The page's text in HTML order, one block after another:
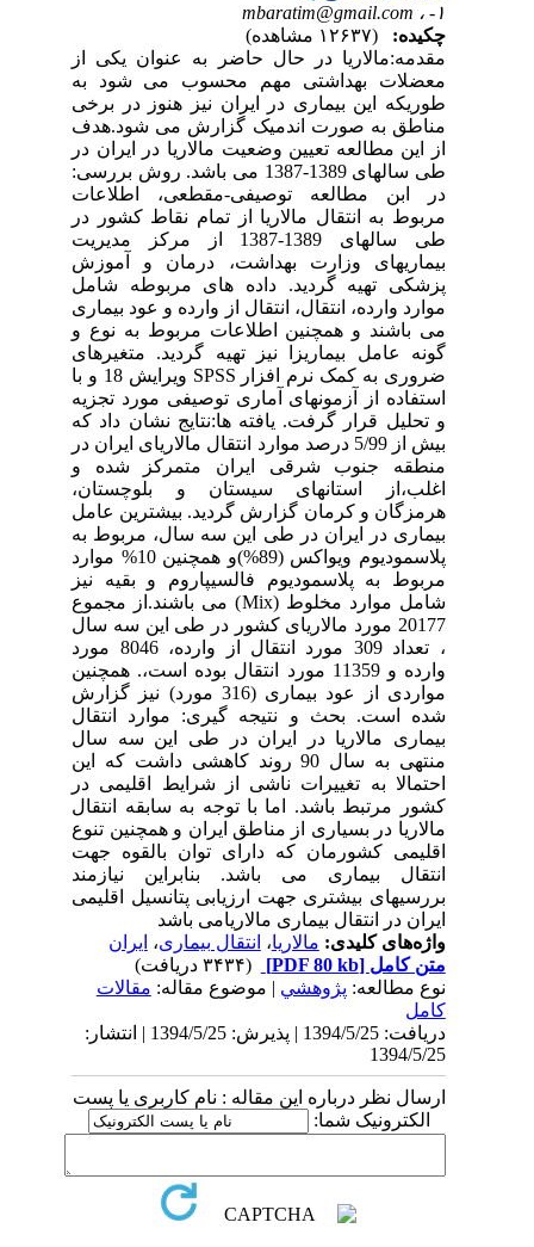
mbaratim@gmail.com
چکیده:
مقدمه:مالاریا در حال حاضر به عنوان یکی از
معضلات بهداشتی مهم محسوب می شود به
طوریکه این بیماری در ایران نیز هنوز در برخی
مناطق به صورت اندمیک گزارش می شود.هدف
از این مطالعه تعیین وضعیت مالاریا در ایران در
طی سالهای 1389-1387 می باشد. روش بررسی:
در ابن مطالعه توصیفی-مقطعی، اطلاعات
مربوط به انتقال مالاریا از تمام نقاط کشور در
طی سالهای 1389-1387 از مرکز مدیریت
بیماریهای وزارت بهداشت، درمان و آموزش
پزشکی تهیه گردید. داده های مربوطه شامل
موارد وارده، انتقال، انتقال از وارده و عود بیماری
می باشند و همچنین اطلاعات مربوط به نوع و
گونه عامل بیماریزا نیز تهیه گردید. متغیرهای
ضروری به کمک نرم افزار SPSS ویرایش 18 و با
استفاده از آزمونهای آماری توصیفی مورد تجزیه
و تحلیل قرار گرفت. یافته ها:نتایج نشان داد که
بیش از 5/99 درصد موارد انتقال مالاریای ایران در
منطقه جنوب شرقی ایران متمرکز شده و
اغلب،از استانهای سیستان و بلوچستان،
هرمزگان و کرمان گزارش گردید. بیشترین عامل
بیماری در ایران در طی این سه سال، مربوط به
پلاسمودیوم ویواکس (89%)و همچنین 10% موارد
مربوط به پلاسمودیوم فالسیپاروم و بقیه نیز
شامل موارد مخلوط (Mix) می باشند.از مجموع
20177 مورد مالاریای کشور در طی این سه سال
، تعداد 309 مورد انتقال از وارده، 8046 مورد
وارده و 11359 مورد انتقال بوده است،. همچنین
مواردی از عود بیماری (316 مورد) نیز گزارش
شده است. بحث و نتیجه گیری: موارد انتقال
بیماری مالاریا در ایران در طی این سه سال
منتهی به سال 90 روند کاهشی داشت که این
احتمالا به تغییرات ناشی از شرایط اقلیمی در
کشور مرتبط باشد. اما با توجه به سابقه انتقال
مالاریا در بسیاری از مناطق ایران و همچنین تنوع
اقلیمی کشورمان که دارای توان بالقوه جهت
انتقال بیماری می باشد. بنابراین نیازمند
بررسیهای بیشتری جهت ارزیابی پتانسیل اقلیمی
ایران در انتقال بیماری مالاریامی باشد
واژه‌های کلیدی:مالاریا ،انتقال بیماری،ایران
متن کامل[PDF 80 kb]
نوع مطالعه:پژوهشي| موضوع مقاله:مقالات
کامل
دریافت: 1394/5/25 | پذیرش: 1394/5/25 | انتشار:
1394/5/25
ارسال نظر درباره این مقاله : نام کاربری یا پست
الکترونیک شما: